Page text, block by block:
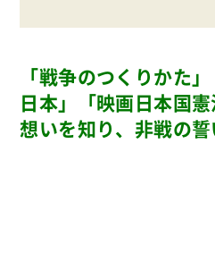
「戦争のつくりかた
日本」「映画日本国
想いを知り、非戦の